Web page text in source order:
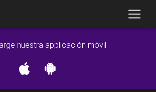
nuestra applicación móvil